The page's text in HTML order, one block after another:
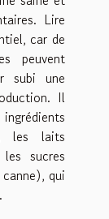
Lire
car de
peuvent
subi une
Il
les laits
sucres
qui